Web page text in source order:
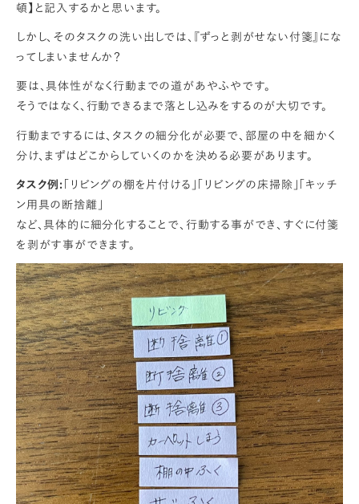
頓】と記入するかと思います。
しかし、そのタスクの洗い出しでは、『ずっと剥がせない付箋』にな
ってしまいませんか？
要は、具体性がなく行動までの道があやふやです。
そうではなく、行動できるまで落とし込みをするのが大切です。
行動までするには、タスクの細分化が必要で、部屋の中を細かく
分け、まずはどこからしていくのかを決める必要があります。
タスク例:「リビングの棚を片付ける」「リビングの床掃除」「キッチ
ン用具の断捨離」
など、具体的に細分化することで、行動する事ができ、すぐに付箋
を剥がす事ができます。